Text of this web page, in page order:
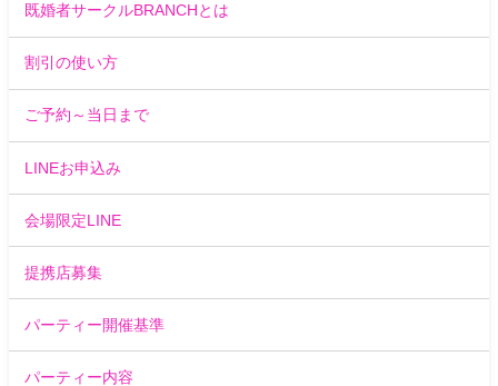
既婚者サークルBRANCHとは
割引の使い方
ご予約～当日まで
LINEお申込み
会場限定LINE
提携店募集
パーティー開催基準
パーティー内容